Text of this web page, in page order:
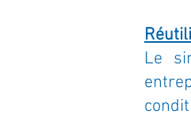
Le